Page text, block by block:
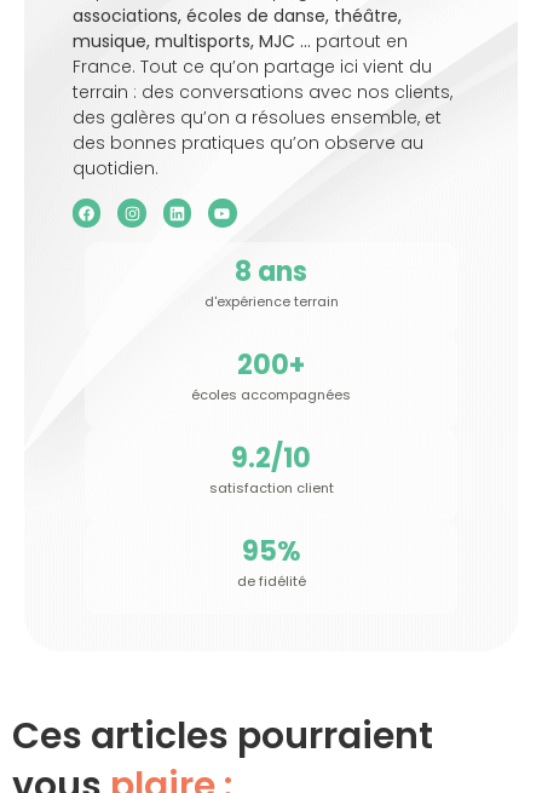
associations, écoles de danse, théâtre,
musique, multisports, MJC … partout en
France. Tout ce qu’on partage ici vient du
terrain : des conversations avec nos clients,
des galères qu’on a résolues ensemble, et
des bonnes pratiques qu’on observe au
quotidien.
d'expérience terrain
8 ans
écoles accompagnées
200+
satisfaction client
9.2/10
de fidélité
95%
Ces articles pourraient